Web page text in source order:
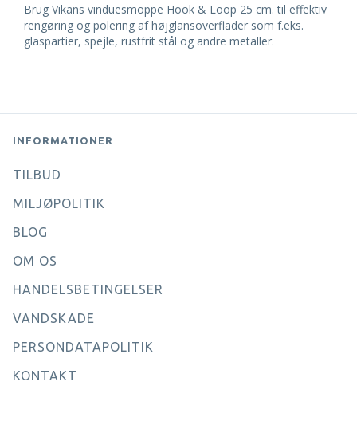
Brug Vikans vinduesmoppe Hook & Loop 25 cm. til effektiv
rengøring og polering af højglansoverflader som f.eks.
glaspartier, spejle, rustfrit stål og andre metaller.
INFORMATIONER
TILBUD
MILJØPOLITIK
BLOG
OM OS
HANDELSBETINGELSER
VANDSKADE
PERSONDATAPOLITIK
KONTAKT